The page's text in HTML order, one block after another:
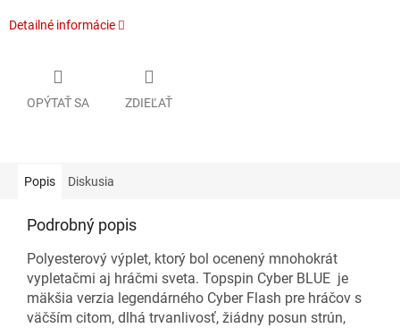
Detailné informácie
OPÝTAŤ SA ZDIEĽAŤ
Popis Diskusia
Podrobný popis
Polyesterový výplet, ktorý bol ocenený mnohokrát
vypletačmi aj hráčmi sveta. Topspin Cyber BLUE je
mäkšia verzia legendárného Cyber Flash pre hráčov s
väčším citom, dlhá trvanlivosť, žiádny posun strún,